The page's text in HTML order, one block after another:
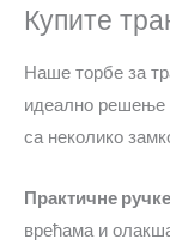
Купите
Наше торбе за
идеално решење
са неколико
Практичне ручке
врећама и